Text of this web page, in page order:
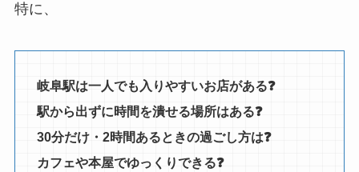
特に、
岐阜駅は一人でも入りやすいお店がある❓
駅から出ずに時間を潰せる場所はある❓
30分だけ・2時間あるときの過ごし方は❓
カフェや本屋でゆっくりできる❓